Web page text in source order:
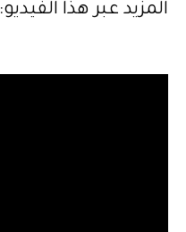
المزيد عبر هذا الفيديو: